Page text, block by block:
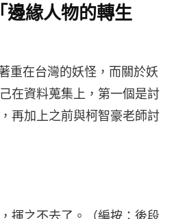
邊緣人物的轉生
重在台灣的妖怪，而關於妖
在資料蒐集上，第一個是討
再加上之前與柯智豪老師討